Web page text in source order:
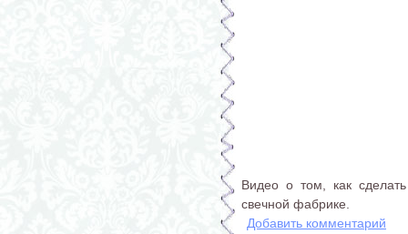
Видео о том, как
свечной фабрике.
Добавить комментарий